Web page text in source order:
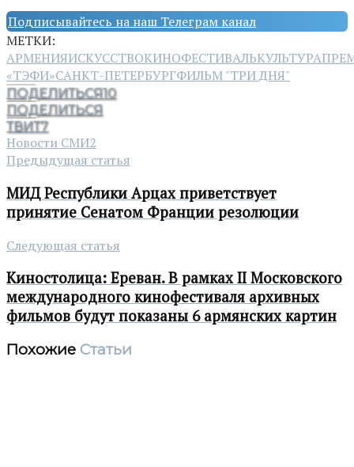
Подписывайтесь на наш Телеграм канал
МЕТКИ:
АРМЕНИЯИСКУССТВОКИНОФЕСТИВАЛЬКУЛЬТУРА
«ТЭФИ»САНКТ-ПЕТЕРБУРГФИЛЬМ "ТРИ ДНЯ"
ПОДЕЛИТЬСЯ10
ПОДЕЛИТЬСЯ
ТВИТ7
Новости СМИ2
Предыдущая статья
МИД Республики Арцах приветствует
принятие Сенатом Франции резолюции
Следующая статья
Киностолица: Ереван. В рамках II Московского
международного кинофестиваля архивных
фильмов будут показаны 6 армянских картин
Похожие Статьи